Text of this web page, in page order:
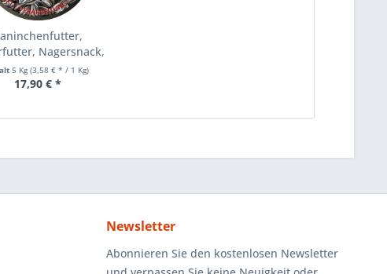
Nagersnack,
XXL...
5 Kg(3,58 € * / 1 Kg)
17,90 € *
Newsletter
Abonnieren Sie den kostenlosen Newsletter